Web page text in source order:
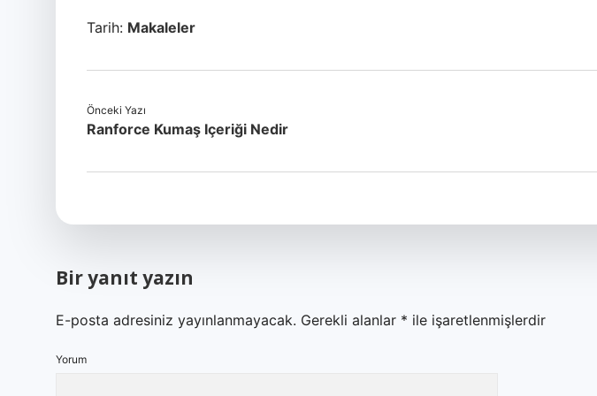
Tarih: Makaleler
Önceki Yazı
Ranforce Kumaş Içeriği Nedir
Bir yanıt yazın
E-posta adresiniz yayınlanmayacak. Gerekli alanlar * ile işaretlenmişlerdir
Yorum